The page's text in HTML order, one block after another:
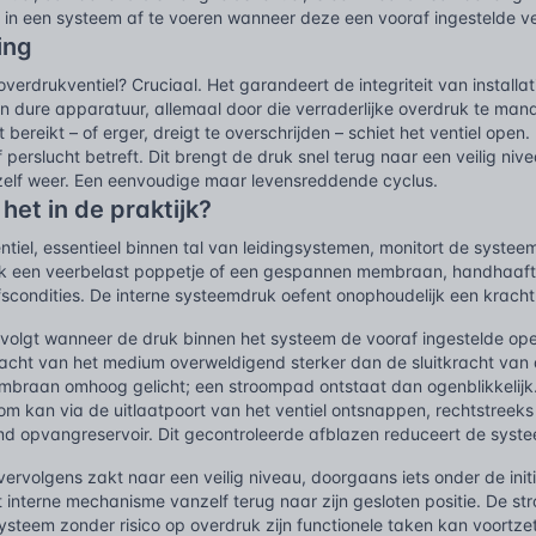
een systeem af te voeren wanneer deze een vooraf ingestelde
Cruciaal. Het garandeert de integriteit van
dure apparatuur, allemaal door die verraderlijke overdruk te
bereikt – of erger, dreigt te overschrijden – schiet het ventiel
perslucht betreft. Dit brengt de druk snel terug naar een veilig
weer. Een eenvoudige maar levensreddende cyclus.
in de praktijk?
essentieel binnen tal van leidingsystemen, monitort de
een veerbelast poppetje of een gespannen membraan,
De interne systeemdruk oefent onophoudelijk een
wanneer de druk binnen het systeem de vooraf ingestelde
van het medium overweldigend sterker dan de sluitkracht
omhoog gelicht; een stroompad ontstaat dan
kan via de uitlaatpoort van het ventiel ontsnappen,
opvangreservoir. Dit gecontroleerde afblazen reduceert de
zakt naar een veilig niveau, doorgaans iets onder de
interne mechanisme vanzelf terug naar zijn gesloten positie. De
zonder risico op overdruk zijn functionele taken kan